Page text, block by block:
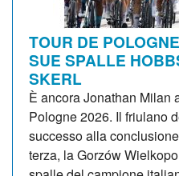
TOUR DE
SUE SPALLE
SKERL
È ancora Jonathan Milan
Pologne 2026. Il friulano
successo alla
terza, la Gorzów